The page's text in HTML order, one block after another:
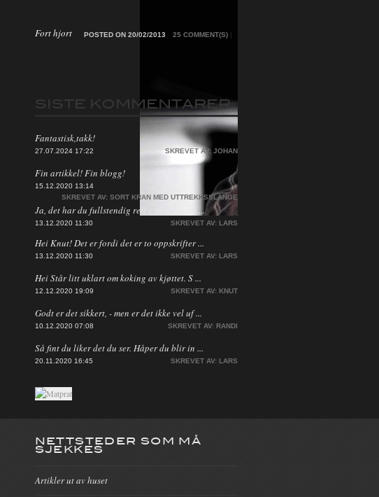
Fort hjort 25 COMMENT(S) |
POSTED ON 20/02/2013
SISTE KOMMENTARER
Fantastisk,takk!
27.07.2024 17:22 SKREVET AV: JOHAN
Fin artikkel! Fin blogg!
15.12.2020 13:14
SKREVET AV: SORT KRAN MED UTTREKKSSLANGE
Ja, det har du fullstendig rett i, men jeg ha ...
13.12.2020 11:30 SKREVET AV: LARS
Hei Knut! Det er fordi det er to oppskrifter ...
13.12.2020 11:30 SKREVET AV: LARS
Hei Står litt uklart om koking av kjøttet. S ...
12.12.2020 19:09 SKREVET AV: KNUT
Godt er det sikkert, - men er det ikke vel uf ...
10.12.2020 07:08 SKREVET AV: RANDI
Så fint du liker det du ser. Håper du blir in ...
20.11.2020 16:45 SKREVET AV: LARS
NETTSTEDER SOM MÅ
SJEKKES
Artikler ut av huset